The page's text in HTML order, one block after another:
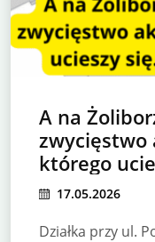
A na
zwycięstwo
którego
inwestor
17.05.2026
Działka przy ul.